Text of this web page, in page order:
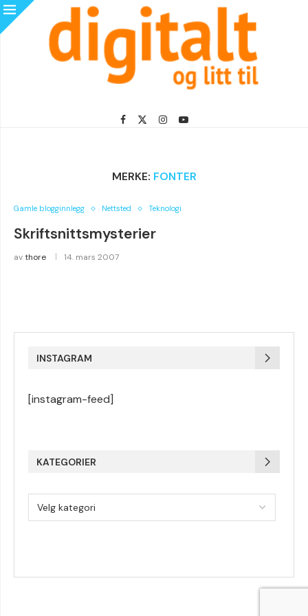
MERKE: FONTER
Gamle blogginnlegg Nettsted Teknologi
Skriftsnittsmysterier
avthore 14. mars 2007
INSTAGRAM
[instagram-feed]
KATEGORIER